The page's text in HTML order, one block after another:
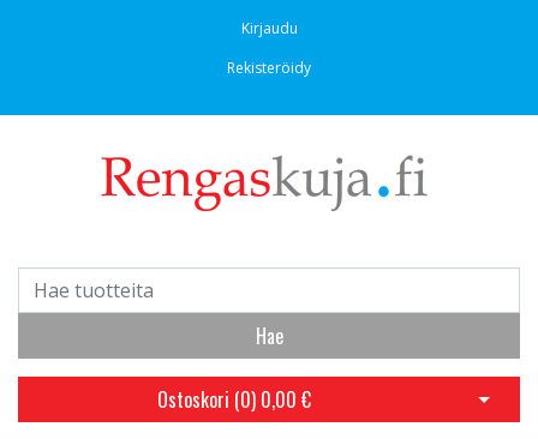
Kirjaudu
Rekisteröidy
Hae
Ostoskori (0) 0,00 € Avaa